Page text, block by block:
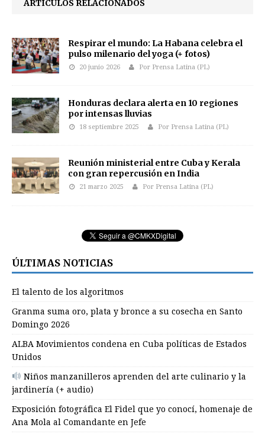
ARTÍCULOS RELACIONADOS
Respirar el mundo: La Habana celebra el
pulso milenario del yoga (+ fotos)
20 junio 2026 Por Prensa Latina (PL)
Honduras declara alerta en 10 regiones
por intensas lluvias
18 septiembre 2025 Por Prensa Latina (PL)
Reunión ministerial entre Cuba y Kerala
con gran repercusión en India
21 marzo 2025 Por Prensa Latina (PL)
ÚLTIMAS NOTICIAS
El talento de los algoritmos
Granma suma oro, plata y bronce a su cosecha en Santo
Domingo 2026
ALBA Movimientos condena en Cuba políticas de Estados
Unidos
Niños manzanilleros aprenden del arte culinario y la
jardinería (+ audio)
Exposición fotográfica El Fidel que yo conocí, homenaje de
Ana Mola al Comandante en Jefe